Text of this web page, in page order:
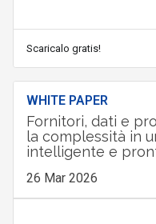
Scaricalo gratis!
WHITE PAPER
Fornitori, dati e
la complessità in
intelligente e
26 Mar 2026